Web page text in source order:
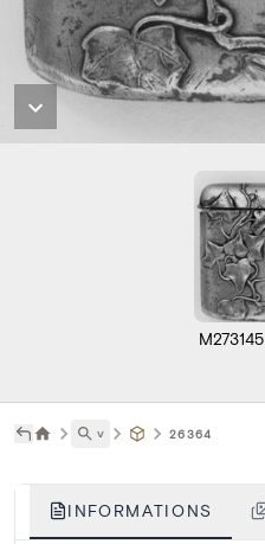
M273145
˅ 26364
INFORMATIONS